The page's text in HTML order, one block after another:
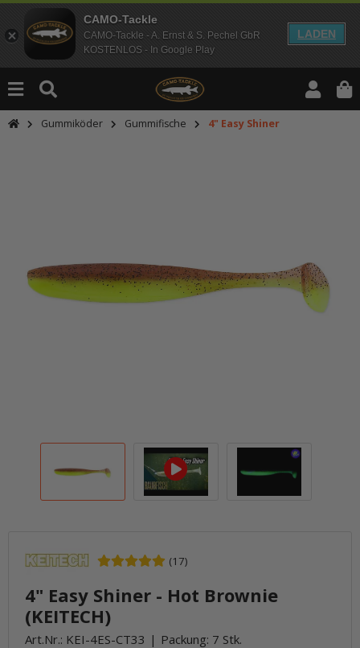
CAMO-Tackle
CAMO-Tackle - A. Ernst & S. Pechel GbR
KOSTENLOS - In Google Play
LADEN
Gummiköder Gummifische 4" Easy Shiner
(17)
4" Easy Shiner - Hot Brownie
(KEITECH)
Art.Nr.: KEI-4ES-CT33
Packung: 7 Stk.